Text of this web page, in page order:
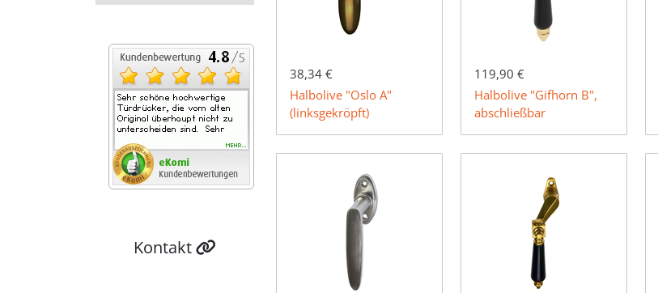
Kontakt
38,34 €
Halbolive "Oslo A"
(linksgekröpft)
119,90 €
Halbolive "Gifhorn B",
abschließbar